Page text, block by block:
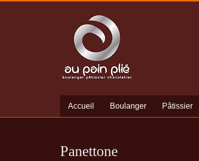
Accueil Boulanger Pâtissier
Panettone